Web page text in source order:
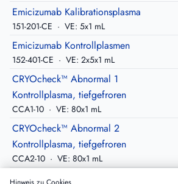
Emicizumab Kalibrationsplasma
151-201-CE · VE: 5x1 mL
Emicizumab Kontrollplasmen
152-401-CE · VE: 2x5x1 mL
CRYOcheck™ Abnormal 1
Kontrollplasma, tiefgefroren
CCA1-10 · VE: 80x1 mL
CRYOcheck™ Abnormal 2
Kontrollplasma, tiefgefroren
CCA2-10 · VE: 80x1 mL
CoaChrom™ Severe Abnormal